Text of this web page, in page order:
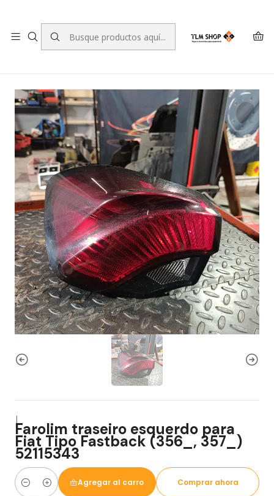
Inicio TIENDA ONLINE Encendiendo
Farolim traseiro esquerdo para Fiat Tipo Fastback (356_,
357_) 52115343
|
Farolim traseiro esquerdo para
Fiat Tipo Fastback (356_, 357_)
52115343
Cantidad
Agregar al carro Comprar ahora